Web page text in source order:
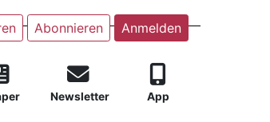
Abonnieren Anmelden
Newsletter App